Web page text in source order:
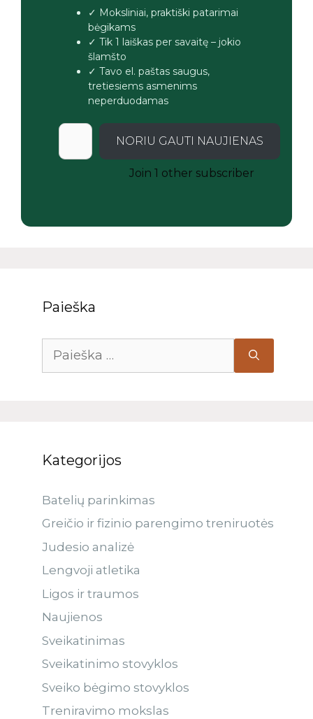
✓ Moksliniai, praktiški patarimai
bėgikams
✓ Tik 1 laiškas per savaitę – jokio
šlamšto
✓ Tavo el. paštas saugus,
tretiesiems asmenims
neperduodamas
NORIU GAUTI NAUJIENAS
Join 1 other subscriber
Paieška
Kategorijos
Batelių parinkimas
Greičio ir fizinio parengimo treniruotės
Judesio analizė
Lengvoji atletika
Ligos ir traumos
Naujienos
Sveikatinimas
Sveikatinimo stovyklos
Sveiko bėgimo stovyklos
Treniravimo mokslas